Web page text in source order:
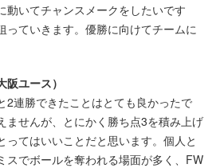
動いてチャンスメークをしたいです
っていきます。優勝に向けてチームに
ユース）
2連勝できたことはとても良かったで
ませんが、とにかく勝ち点3を積み上げ
ってはいいことだと思います。個人と
スでボールを奪われる場面が多く、FW